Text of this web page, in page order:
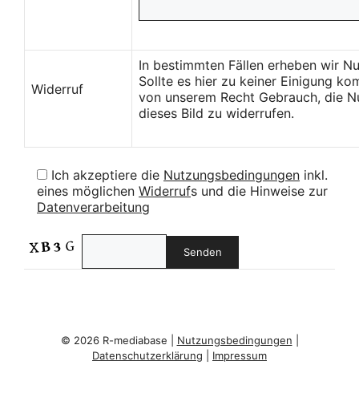
Widerruf
In bestimmten Fällen erheben wir
Sollte es hier zu keiner Einigung
von unserem Recht Gebrauch, die
dieses Bild zu widerrufen.
Ich akzeptiere die Nutzungsbedingungen inkl.
eines möglichen Widerrufs und die Hinweise zur
Datenverarbeitung
© 2026 R-mediabase | Nutzungsbedingungen
Datenschutzerklärung
Impressum